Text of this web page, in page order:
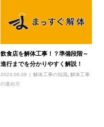
飲食店を解体工事！？準備段階～
進行までを分かりやすく解説！
2023.06.08 解体工事の知識,解体工事
の進め方